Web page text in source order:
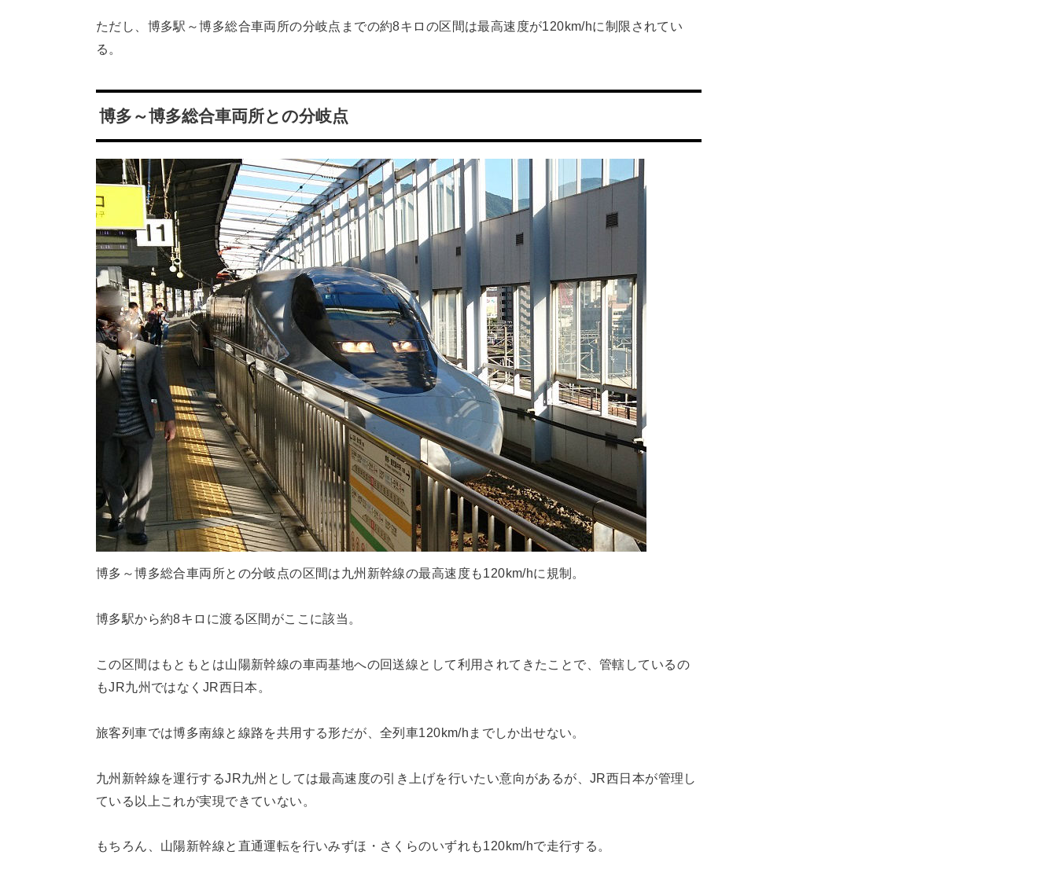
ただし、博多駅～博多総合車両所の分岐点までの約8キロの区間は最高速度が120km/hに制限されてい
る。
博多～博多総合車両所との分岐点
博多～博多総合車両所との分岐点の区間は九州新幹線の最高速度も120km/hに規制。
博多駅から約8キロに渡る区間がここに該当。
この区間はもともとは山陽新幹線の車両基地への回送線として利用されてきたことで、管轄しているの
もJR九州ではなくJR西日本。
旅客列車では博多南線と線路を共用する形だが、全列車120km/hまでしか出せない。
九州新幹線を運行するJR九州としては最高速度の引き上げを行いたい意向があるが、JR西日本が管理し
ている以上これが実現できていない。
もちろん、山陽新幹線と直通運転を行いみずほ・さくらのいずれも120km/hで走行する。